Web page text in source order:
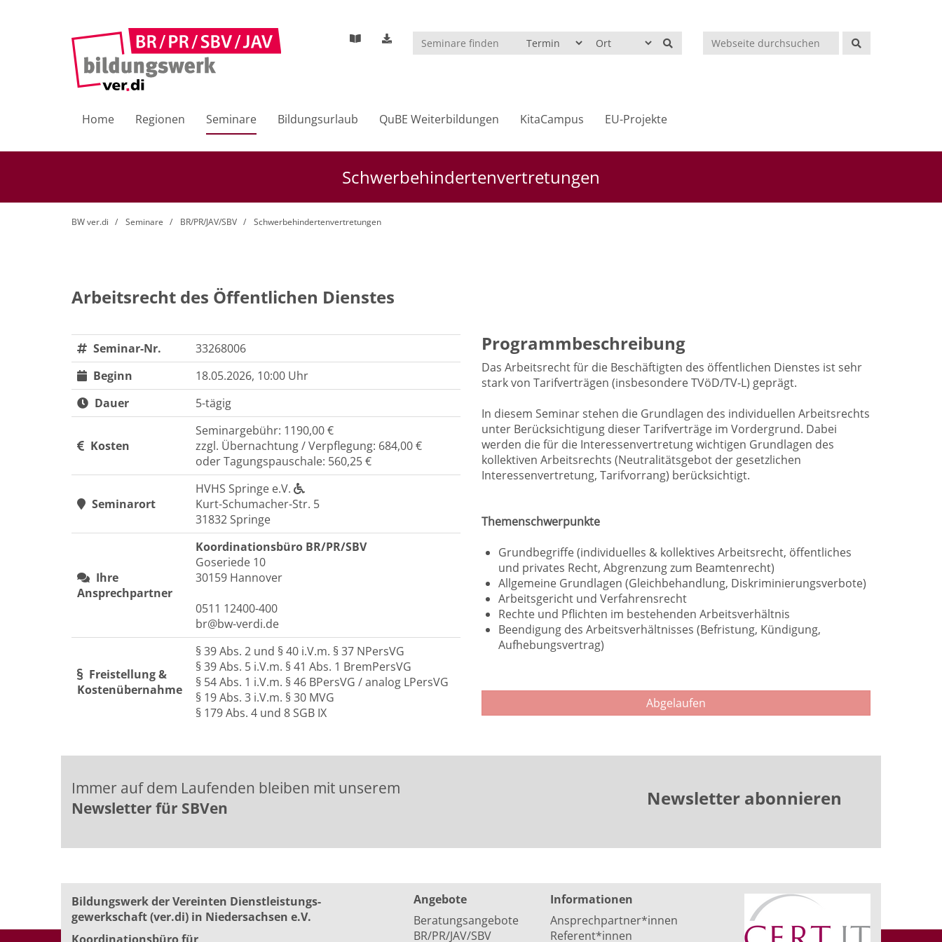
Suchen
Home Regionen Seminare Bildungsurlaub QuBE Weiterbildungen KitaCampus EU-Projekte
Schwerbehindertenvertretungen
BW ver.di Seminare BR/PR/JAV/SBV Schwerbehindertenvertretungen
Arbeitsrecht des Öffentlichen Dienstes
Seminar-Nr.
33268006
Beginn
18.05.2026, 10:00 Uhr
Dauer
5-tägig
Kosten
Seminargebühr: 1190,00 €
zzgl. Übernachtung / Verpflegung: 684,00 €
oder Tagungspauschale: 560,25 €
Seminarort
HVHS Springe e.V.
Kurt-Schumacher-Str. 5
31832 Springe
Ihre
Ansprechpartner
Koordinationsbüro BR/PR/SBV
Goseriede 10
30159 Hannover
0511 12400-400
br@bw-verdi.de
Freistellung &
Kostenübernahme
§ 39 Abs. 2 und § 40 i.V.m. § 37 NPersVG
§ 39 Abs. 5 i.V.m. § 41 Abs. 1 BremPersVG
§ 54 Abs. 1 i.V.m. § 46 BPersVG / analog LPersVG
§ 19 Abs. 3 i.V.m. § 30 MVG
§ 179 Abs. 4 und 8 SGB IX
Programmbeschreibung
Das Arbeitsrecht für die Beschäftigten des öffentlichen Dienstes ist sehr
stark von Tarifverträgen (insbesondere TVöD/TV-L) geprägt.
In diesem Seminar stehen die Grundlagen des individuellen Arbeitsrechts
unter Berücksichtigung dieser Tarifverträge im Vordergrund. Dabei
werden die für die Interessenvertretung wichtigen Grundlagen des
kollektiven Arbeitsrechts (Neutralitätsgebot der gesetzlichen
Interessenvertretung, Tarifvorrang) berücksichtigt.
Themenschwerpunkte
Grundbegriffe (individuelles & kollektives Arbeitsrecht, öffentliches
und privates Recht, Abgrenzung zum Beamtenrecht)
Allgemeine Grundlagen (Gleichbehandlung, Diskriminierungsverbote)
Arbeitsgericht und Verfahrensrecht
Rechte und Pflichten im bestehenden Arbeitsverhältnis
Beendigung des Arbeitsverhältnisses (Befristung, Kündigung,
Aufhebungsvertrag)
Abgelaufen
Immer auf dem Laufenden bleiben mit unserem
Newsletter für SBVen
Newsletter abonnieren
Bildungswerk der Vereinten Dienst­leis­tungs­
ge­werk­schaft (ver.di) in Niedersachsen e.V.
Angebote
Beratungsangebote
BR/PR/JAV/SBV
Informationen
Ansprechpartner*innen
Referent*innen